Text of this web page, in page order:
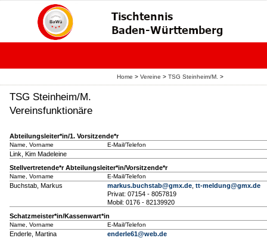
Home > Vereine > TSG Steinheim/M. >
TSG Steinheim/M.
Vereinsfunktionäre
Abteilungsleiter*in/1. Vorsitzende*r
Name, Vorname E-Mail/Telefon
Link, Kim Madeleine
Stellvertretende*r Abteilungsleiter*in/Vorsitzende*r
Name, Vorname E-Mail/Telefon
Buchstab, Markus markus.buchstab@gmx.de tt-meldung@gmx.de
Privat: 07154 - 8057819
Mobil: 0176 - 82139920
Schatzmeister*in/Kassenwart*in
Name, Vorname E-Mail/Telefon
Enderle, Martina
enderle61@web.de